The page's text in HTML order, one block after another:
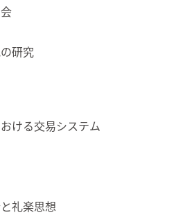
研究
ける交易システム
礼楽思想